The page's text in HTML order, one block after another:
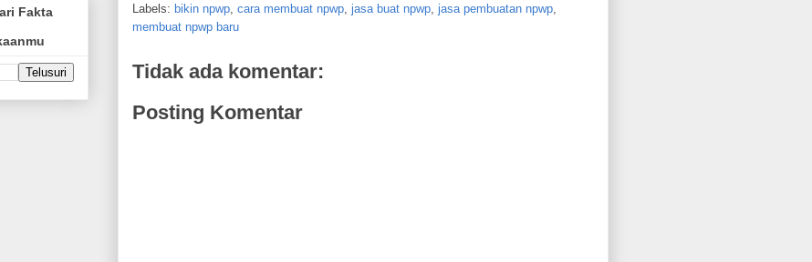
Labels: bikin npwp cara membuat npwp jasa buat npwp jasa pembuatan npwp
membuat npwp baru
Tidak ada komentar:
Posting Komentar
Fakta